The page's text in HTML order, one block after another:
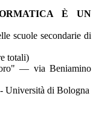
È UN
scuole secondarie di
totali)
— via Beniamino
Università di Bologna